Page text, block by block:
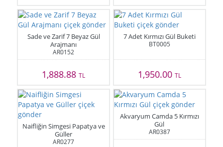
Sade ve Zarif 7 Beyaz Gül
Arajmanı
AR0152
1,888.88TL
7 Adet Kırmızı Gül Buketi
BT0005
1,950.00 TL
Naifliğin Simgesi Papatya ve
Güller
AR0277
Akvaryum Camda 5 Kırmızı
Gül
AR0387